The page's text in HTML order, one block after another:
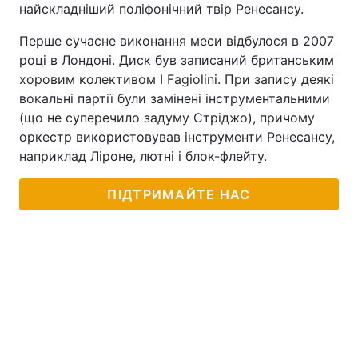
найскладніший поліфонічний твір Ренесансу.
Перше сучасне виконання меси відбулося в 2007
році в Лондоні. Диск був записаний британським
хоровим колективом I Fagiolini. При запису деякі
вокальні партії були замінені інструментальними
(що не суперечило задуму Стріджо), причому
оркестр використовував інструменти Ренесансу,
наприклад Ліроне, лютні і блок-флейту.
ПІДТРИМАЙТЕ НАС